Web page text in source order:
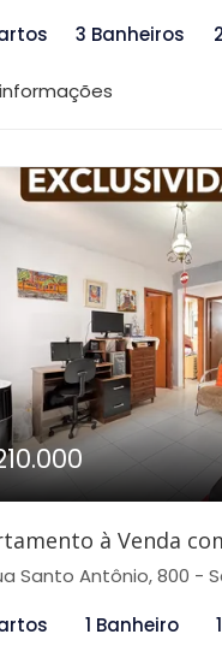
3 Banheiros
à Venda
Santo Antônio, 800 - São João
1 Banheiro